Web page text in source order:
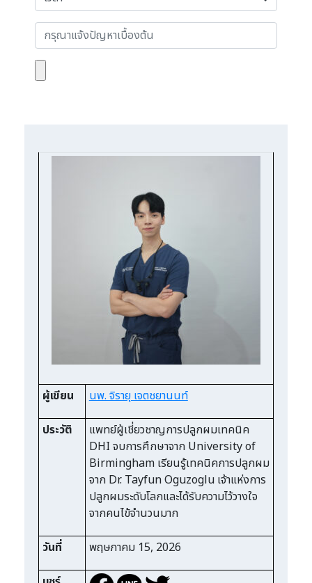
ผู้เขียน นพ. จิรายุ เจตชยานนท์
ประวัติ
แพทย์ผู้เชี่ยวชาญการปลูกผมเทคนิค
DHI จบการศึกษาจาก University of
Birmingham เรียนรู้เทคนิคการปลูกผม
จาก Dr. Tayfun Oguzoglu เจ้าแห่งการ
ปลูกผมระดับโลกและได้รับความไว้วางใจ
จากคนไข้จำนวนมาก
วันที่ พฤษภาคม 15, 2026